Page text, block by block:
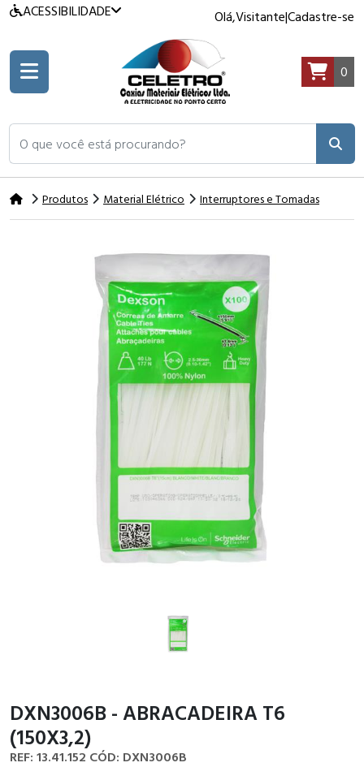
ACESSIBILIDADE Olá,Visitante|Cadastre-se
O que você está procurando?
0
Produtos Material Elétrico Interruptores e Tomadas
DXN3006B - ABRACADEIRA T6
(150X3,2)
REF: 13.41.152 CÓD: DXN3006B